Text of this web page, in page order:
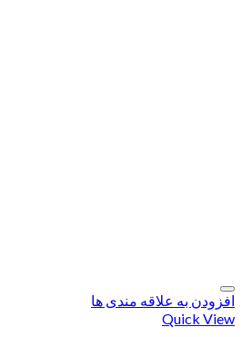
افزودن به علاقه مندی ها
Quick View